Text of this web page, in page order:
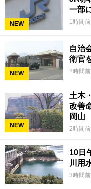
NEW 1時間前
NEW
自治
衛官
2時間前
NEW
土木
改善
岡山
2時間前
10日
川用
3時間前